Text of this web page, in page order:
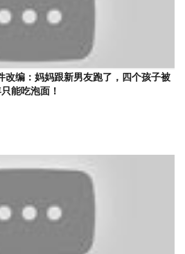
改编：妈妈跟新男友跑了，四个孩子被
能吃泡面！